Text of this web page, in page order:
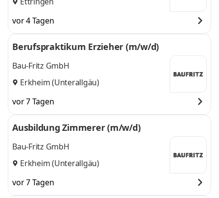
vor 4 Tagen
Berufspraktikum Erzieher (m/w/d)
Bau-Fritz GmbH
Erkheim (Unterallgäu)
vor 7 Tagen
Ausbildung Zimmerer (m/w/d)
Bau-Fritz GmbH
Erkheim (Unterallgäu)
vor 7 Tagen